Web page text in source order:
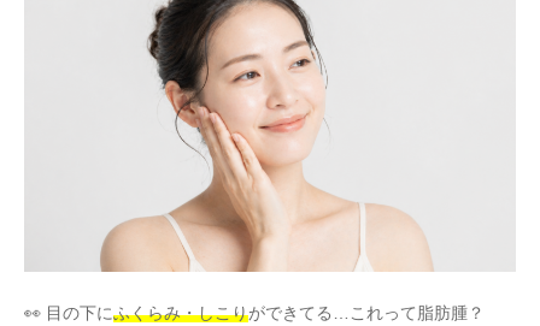
👀 目の下にふくらみ・しこりができてる…これって脂肪腫？
简体中文 한국어 Español